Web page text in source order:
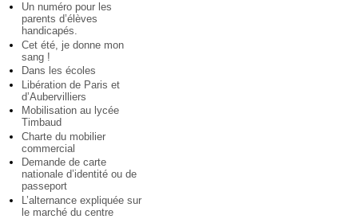
Un numéro pour les
parents d’élèves
handicapés.
Cet été, je donne mon
sang !
Dans les écoles
Libération de Paris et
d’Aubervilliers
Mobilisation au lycée
Timbaud
Charte du mobilier
commercial
Demande de carte
nationale d’identité ou de
passeport
L’alternance expliquée sur
le marché du centre